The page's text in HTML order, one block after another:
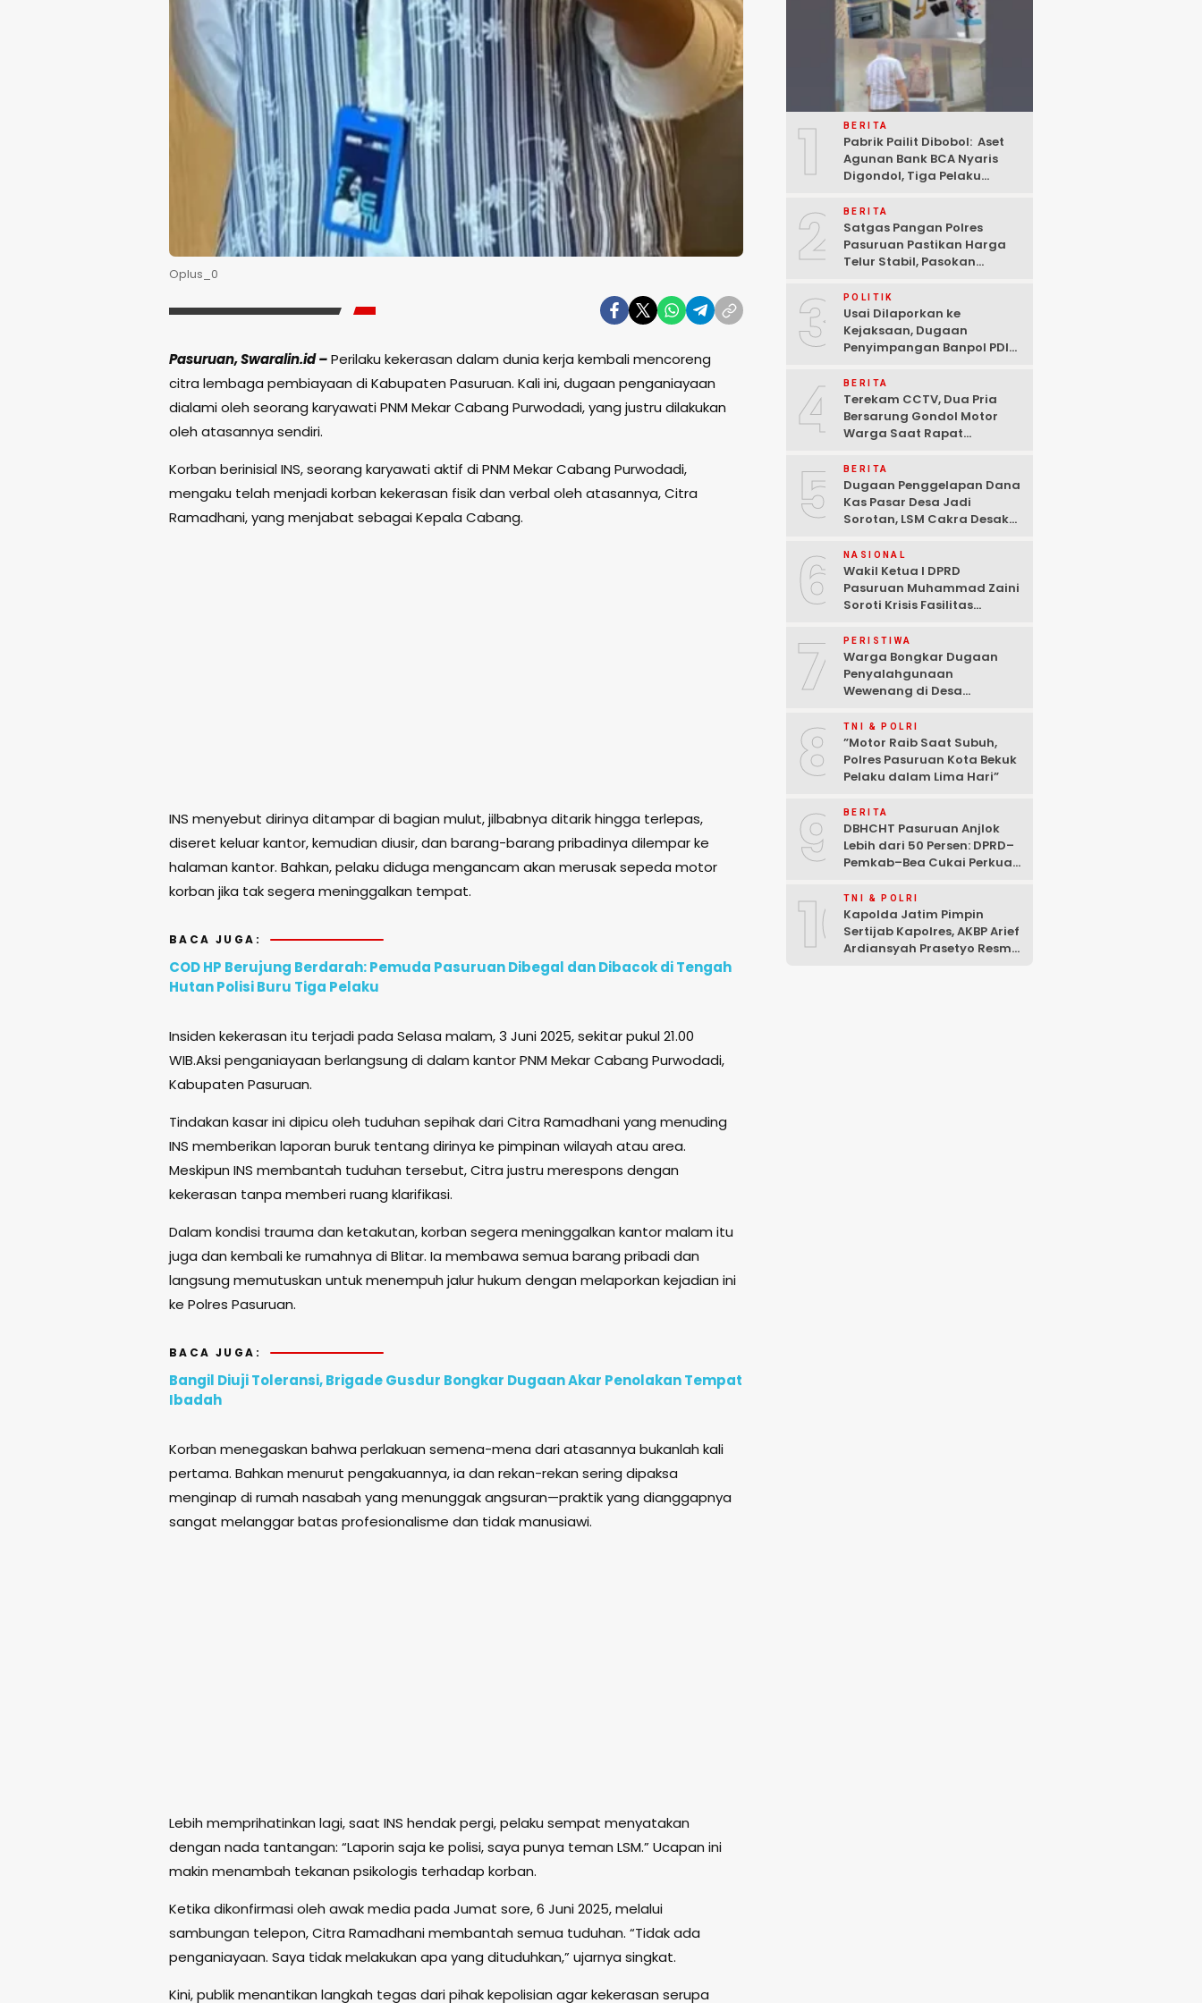
Oplus_0
Pasuruan, Swaralin.id –Perilaku kekerasan dalam dunia kerja kembali mencoreng
citra lembaga pembiayaan di Kabupaten Pasuruan. Kali ini, dugaan penganiayaan
dialami oleh seorang karyawati PNM Mekar Cabang Purwodadi, yang justru dilakukan
oleh atasannya sendiri.
Korban berinisial INS, seorang karyawati aktif di PNM Mekar Cabang Purwodadi,
mengaku telah menjadi korban kekerasan fisik dan verbal oleh atasannya, Citra
Ramadhani, yang menjabat sebagai Kepala Cabang.
INS menyebut dirinya ditampar di bagian mulut, jilbabnya ditarik hingga terlepas,
diseret keluar kantor, kemudian diusir, dan barang-barang pribadinya dilempar ke
halaman kantor. Bahkan, pelaku diduga mengancam akan merusak sepeda motor
korban jika tak segera meninggalkan tempat.
BACA JUGA:
COD HP Berujung Berdarah: Pemuda Pasuruan Dibegal dan Dibacok di Tengah
Hutan Polisi Buru Tiga Pelaku
Insiden kekerasan itu terjadi pada Selasa malam, 3 Juni 2025, sekitar pukul 21.00
WIB.Aksi penganiayaan berlangsung di dalam kantor PNM Mekar Cabang Purwodadi,
Kabupaten Pasuruan.
Tindakan kasar ini dipicu oleh tuduhan sepihak dari Citra Ramadhani yang menuding
INS memberikan laporan buruk tentang dirinya ke pimpinan wilayah atau area.
Meskipun INS membantah tuduhan tersebut, Citra justru merespons dengan
kekerasan tanpa memberi ruang klarifikasi.
Dalam kondisi trauma dan ketakutan, korban segera meninggalkan kantor malam itu
juga dan kembali ke rumahnya di Blitar. Ia membawa semua barang pribadi dan
langsung memutuskan untuk menempuh jalur hukum dengan melaporkan kejadian ini
ke Polres Pasuruan.
BACA JUGA:
Bangil Diuji Toleransi, Brigade Gusdur Bongkar Dugaan Akar Penolakan Tempat
Ibadah
Korban menegaskan bahwa perlakuan semena-mena dari atasannya bukanlah kali
pertama. Bahkan menurut pengakuannya, ia dan rekan-rekan sering dipaksa
menginap di rumah nasabah yang menunggak angsuran—praktik yang dianggapnya
sangat melanggar batas profesionalisme dan tidak manusiawi.
Lebih memprihatinkan lagi, saat INS hendak pergi, pelaku sempat menyatakan
dengan nada tantangan: “Laporin saja ke polisi, saya punya teman LSM.” Ucapan ini
makin menambah tekanan psikologis terhadap korban.
Ketika dikonfirmasi oleh awak media pada Jumat sore, 6 Juni 2025, melalui
sambungan telepon, Citra Ramadhani membantah semua tuduhan. “Tidak ada
penganiayaan. Saya tidak melakukan apa yang dituduhkan,” ujarnya singkat.
Kini, publik menantikan langkah tegas dari pihak kepolisian agar kekerasan serupa
1 BERITA
Pabrik Pailit Dibobol: Aset
Agunan Bank BCA Nyaris
Digondol, Tiga Pelaku
Pasuruan
2 BERITA
Satgas Pangan Polres
Pasuruan Pastikan Harga
Telur Stabil, Pasokan
Kekhawatiran Fluktuasi
3 POLITIK
Usai Dilaporkan ke
Kejaksaan, Dugaan
Penyimpangan Banpol PDIP
Tuntas “6 Eks Ketua PAC
Cabut Laporan”
4 BERITA
Terekam CCTV, Dua Pria
Bersarung Gondol Motor
Warga Saat Rapat
5 BERITA
Dugaan Penggelapan Dana
Kas Pasar Desa Jadi
Sorotan, LSM Cakra Desak
6 NASIONAL
Wakil Ketua I DPRD
Pasuruan Muhammad Zaini
Soroti Krisis Fasilitas
Anggaran
7 PERISTIWA
Warga Bongkar Dugaan
Penyalahgunaan
Wewenang di Desa
Mencuat
8 TNI & POLRI
‎”Motor Raib Saat Subuh,
Polres Pasuruan Kota Bekuk
Pelaku dalam Lima Hari” ‎
9 BERITA
DBHCHT Pasuruan Anjlok
Lebih dari 50 Persen: DPRD–
Pemkab–Bea Cukai Perkuat
Rokok Ilegal
10TNI & POLRI
Kapolda Jatim Pimpin
Sertijab Kapolres, AKBP Arief
Ardiansyah Prasetyo Resmi